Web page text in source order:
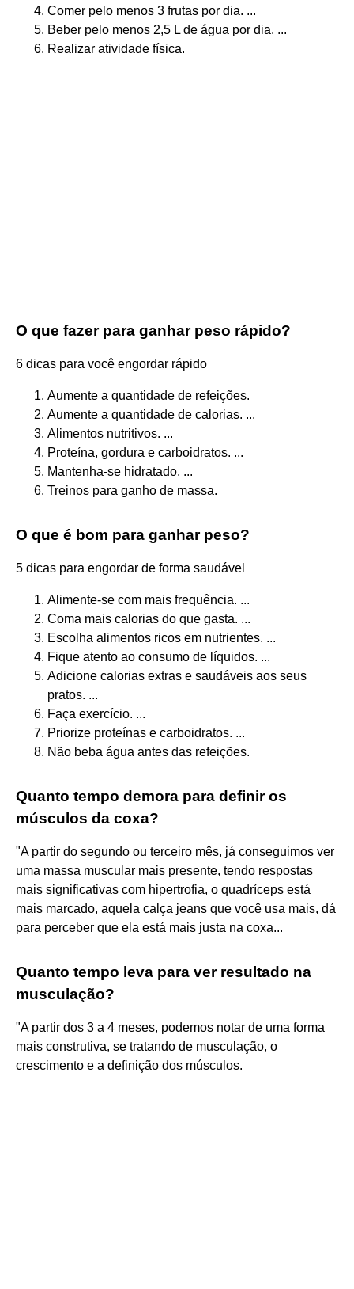
Comer pelo menos 3 frutas por dia. ...
Beber pelo menos 2,5 L de água por dia. ...
Realizar atividade física.
O que fazer para ganhar peso rápido?
6 dicas para você engordar rápido
Aumente a quantidade de refeições.
Aumente a quantidade de calorias. ...
Alimentos nutritivos. ...
Proteína, gordura e carboidratos. ...
Mantenha-se hidratado. ...
Treinos para ganho de massa.
O que é bom para ganhar peso?
5 dicas para engordar de forma saudável
Alimente-se com mais frequência. ...
Coma mais calorias do que gasta. ...
Escolha alimentos ricos em nutrientes. ...
Fique atento ao consumo de líquidos. ...
Adicione calorias extras e saudáveis aos seus
pratos. ...
Faça exercício. ...
Priorize proteínas e carboidratos. ...
Não beba água antes das refeições.
Quanto tempo demora para definir os
músculos da coxa?
"A partir do segundo ou terceiro mês, já conseguimos ver
uma massa muscular mais presente, tendo respostas
mais significativas com hipertrofia, o quadríceps está
mais marcado, aquela calça jeans que você usa mais, dá
para perceber que ela está mais justa na coxa...
Quanto tempo leva para ver resultado na
musculação?
"A partir dos 3 a 4 meses, podemos notar de uma forma
mais construtiva, se tratando de musculação, o
crescimento e a definição dos músculos.